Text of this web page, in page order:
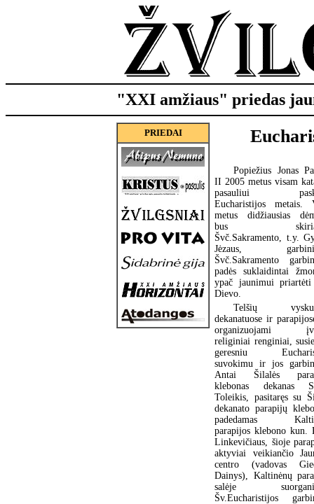
"XXI amžiaus" priedas
PRIEDAI
Popiežius Jonas
II 2005 metus visam
pasauliui
Eucharistijos metais.
metus didžiausias
bus
Švč.Sakramento, t.y.
Jėzaus,
Švč.Sakramento
padės suklaidintai
ypač jaunimui
Dievo.
Telšių
dekanatuose ir
organizuojami
religiniai renginiai,
geresniu
suvokimu ir jos
Antai Šilalės
klebonas dekanas
Toleikis, pasitaręs su
dekanato parapijų
padedamas
parapijos klebono kun.
Linkevičiaus, šioje
aktyviai veikiančio
centro (vadovas
Dainys), Kaltinėnų
salėje
Šv.Eucharistijos